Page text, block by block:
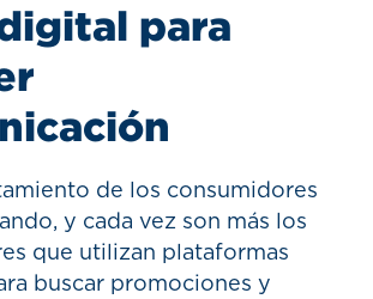
para
de los consumidores
y cada vez son más los
que utilizan plataformas
buscar promociones y